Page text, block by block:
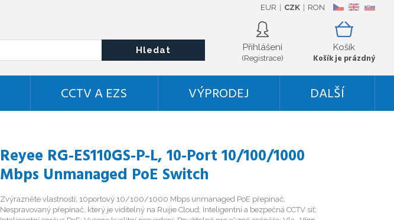
CZ EN SK
EUR CZK RON
Košík
Košík je prázdný
Přihlášení
(Registrace)
Hledat
CCTV A EZS VÝPRODEJ DALŠÍ
Reyee RG-ES110GS-P-L, 10-Port 10/100/1000
Mbps Unmanaged PoE Switch
Zvýrazněte vlastnosti; 10portový 10/100/1000 Mbps unmanaged PoE přepínač;
Nespravovaný přepínač, který je viditelný na Ruijie Cloud; Inteligentní a bezpečná CCTV síť;